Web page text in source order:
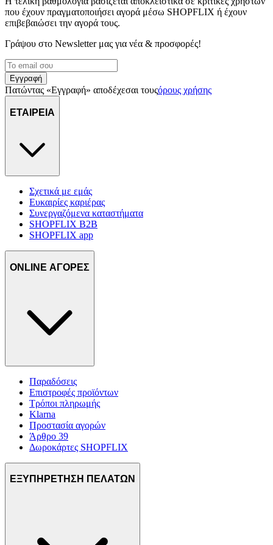
που έχουν πραγματοποιήσει αγορά μέσω SHOPFLIX ή έχουν
επιβεβαιώσει την αγορά τους.
Γράψου στο Νewsletter μας για νέα & προσφορές!
Εγγραφή
Πατώντας «Εγγραφή» αποδέχεσαι τουςόρους χρήσης
ΕΤΑΙΡΕΙΑ
Σχετικά με εμάς
Ευκαιρίες καριέρας
Συνεργαζόμενα καταστήματα
SHOPFLIX B2B
SHOPFLIX app
ONLINE ΑΓΟΡΕΣ
Παραδόσεις
Επιστροφές προϊόντων
Τρόποι πληρωμής
Klarna
Προστασία αγορών
Άρθρο 39
Δωροκάρτες SHOPFLIX
ΕΞΥΠΗΡΕΤΗΣΗ ΠΕΛΑΤΩΝ